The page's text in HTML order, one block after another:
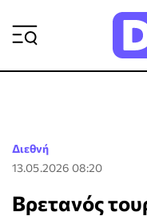
Διεθνή
13.05.2026 08:20
Βρετανός